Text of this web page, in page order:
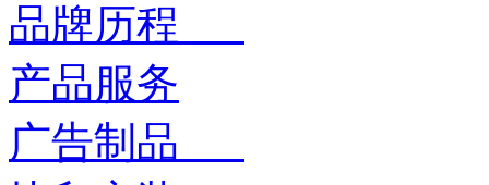
品牌历程
产品服务
广告制品